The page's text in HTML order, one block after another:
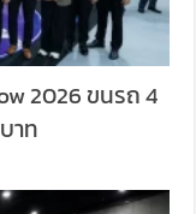
2026 ขนรถ 4
าท